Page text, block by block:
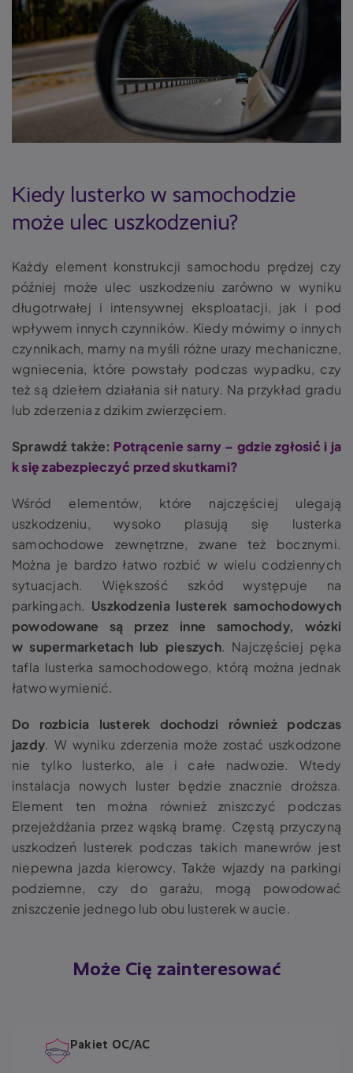
Kiedy lusterko w samochodzie
może ulec uszkodzeniu?
Każdy element konstrukcji samochodu prędzej czy
później może ulec uszkodzeniu zarówno w wyniku
długotrwałej i intensywnej eksploatacji, jak i pod
wpływem innych czynników. Kiedy mówimy o innych
czynnikach, mamy na myśli różne urazy mechaniczne,
wgniecenia, które powstały podczas wypadku, czy
też są dziełem działania sił natury. Na przykład gradu
lub zderzenia z dzikim zwierzęciem.
Sprawdź także: Potrącenie sarny – gdzie zgłosić i ja
k się zabezpieczyć przed skutkami?
Wśród elementów, które najczęściej ulegają
uszkodzeniu, wysoko plasują się lusterka
samochodowe zewnętrzne, zwane też bocznymi.
Można je bardzo łatwo rozbić w wielu codziennych
sytuacjach. Większość szkód występuje na
parkingach. Uszkodzenia lusterek samochodowych
powodowane są przez inne samochody, wózki
w supermarketach lub pieszych. Najczęściej pęka
tafla lusterka samochodowego, którą można jednak
łatwo wymienić.
Do rozbicia lusterek dochodzi również podczas
jazdy. W wyniku zderzenia może zostać uszkodzone
nie tylko lusterko, ale i całe nadwozie. Wtedy
instalacja nowych luster będzie znacznie droższa.
Element ten można również zniszczyć podczas
przejeżdżania przez wąską bramę. Częstą przyczyną
uszkodzeń lusterek podczas takich manewrów jest
niepewna jazda kierowcy. Także wjazdy na parkingi
podziemne, czy do garażu, mogą powodować
zniszczenie jednego lub obu lusterek w aucie.
Może Cię zainteresować
Pakiet OC/AC